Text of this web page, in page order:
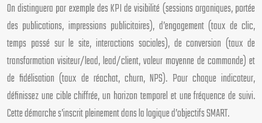
On distinguera par exemple des KPI de visibilité (sessions organiques, portée
des publications, impressions publicitaires), d’engagement (taux de clic,
temps passé sur le site, interactions sociales), de conversion (taux de
transformation visiteur/lead, lead/client, valeur moyenne de commande) et
de fidélisation (taux de réachat, churn, NPS). Pour chaque indicateur,
définissez une cible chiffrée, un horizon temporel et une fréquence de suivi.
Cette démarche s’inscrit pleinement dans la logique d’objectifs SMART.